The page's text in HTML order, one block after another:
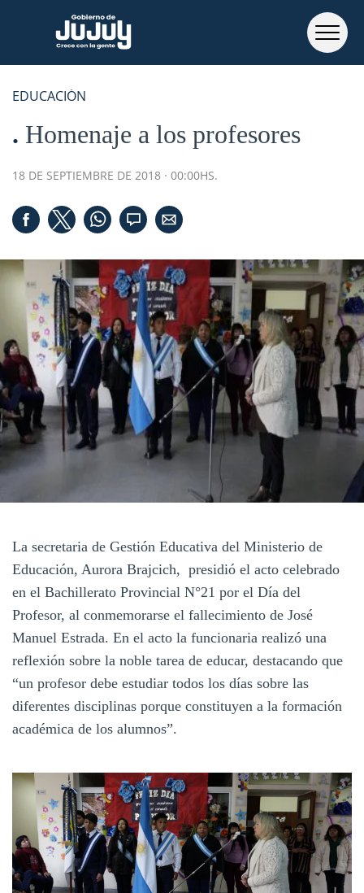
EDUCACIÓN
Homenaje a los profesores
18 DE SEPTIEMBRE DE 2018 · 00:00HS.
La secretaria de Gestión Educativa del Ministerio de
Educación, Aurora Brajcich, presidió el acto celebrado
en el Bachillerato Provincial N°21 por el Día del
Profesor, al conmemorarse el fallecimiento de José
Manuel Estrada. En el acto la funcionaria realizó una
reflexión sobre la noble tarea de educar, destacando que
“un profesor debe estudiar todos los días sobre las
diferentes disciplinas porque constituyen a la formación
académica de los alumnos”.